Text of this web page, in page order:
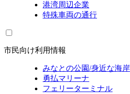
港湾周辺企業
特殊車両の通行
市民向け利用情報
みなとの公園/身近な海岸
勇払マリーナ
フェリーターミナル